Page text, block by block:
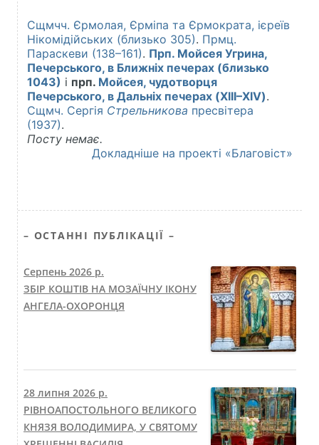
– ОСТАННІ ПУБЛІКАЦІЇ –
Серпень 2026 р.
ЗБІР КОШТІВ НА МОЗАЇЧНУ ІКОНУ
АНГЕЛА-ОХОРОНЦЯ
28 липня 2026 р.
РІВНОАПОСТОЛЬНОГО ВЕЛИКОГО
КНЯЗЯ ВОЛОДИМИРА, У СВЯТОМУ